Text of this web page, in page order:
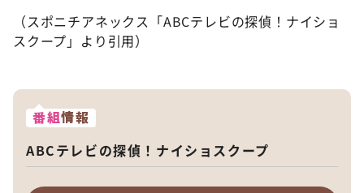
（スポニチアネックス「ABCテレビの探偵！ナイショ
スクープ」より引用）
番組情報
ABCテレビの探偵！ナイショスクープ